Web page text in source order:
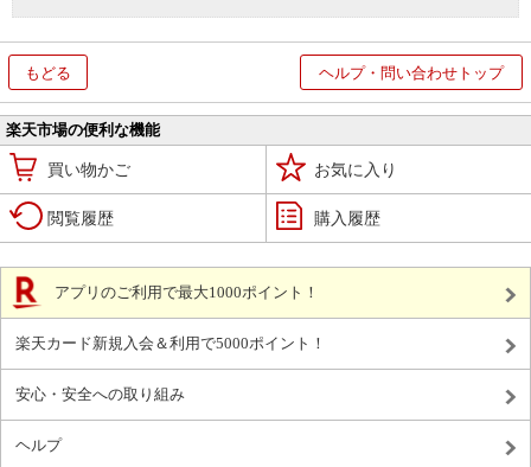
もどる ヘルプ・問い合わせトップ
楽天市場の便利な機能
買い物かご お気に入り
閲覧履歴 購入履歴
アプリのご利用で最大1000ポイント！
楽天カード新規入会＆利用で5000ポイント！
安心・安全への取り組み
ヘルプ